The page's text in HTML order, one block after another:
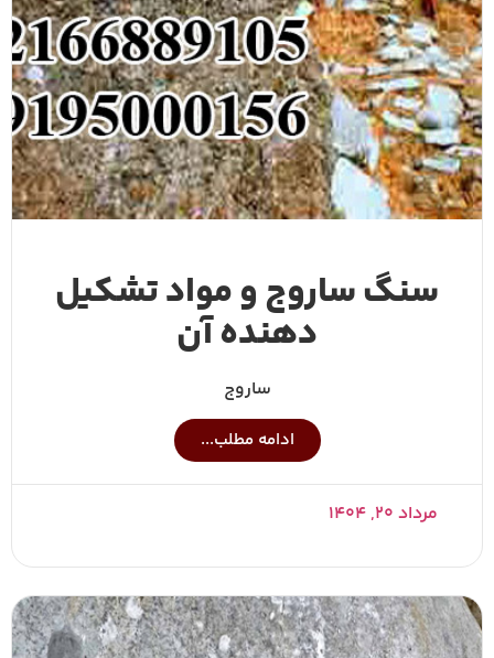
سنگ ساروج و مواد تشکیل
دهنده آن
ساروج
ادامه مطلب...
مرداد ۲۰, ۱۴۰۴